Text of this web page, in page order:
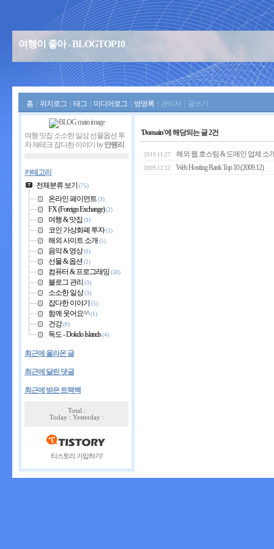
여행이 좋아 - BLOGTOP10
홈 위치로그 태그 미디어로그 방명록 관리자 글쓰기
'Domain'에 해당되는 글 2건
2019.11.27 해외 웹 호스팅 & 도메인 업체 소
2009.12.12 Web Hosting Rank Top 10 (2009.12)
여행 맛집 소소한 일상 선물옵션 투
자 재테크 잡다한 이야기 by얀웬리
카테고리
전체분류 보기 (75)
온라인 페이먼트 (3)
FX (Foreign Exchange)(2)
여행 & 맛집 (9)
코인 가상화폐 투자(1)
해외 사이트 소개 (5)
음악 & 영상(0)
선물 & 옵션 (2)
컴퓨터 & 프로그래밍 (30)
블로그 관리 (3)
소소한 일상(3)
잡다한 이야기 (5)
함께 웃어요^^(1)
건강(0)
독도 - Dokdo Islands(4)
최근에 올라온 글
최근에 달린 댓글
최근에 받은 트랙백
Total :
Today : Yesterday :
티스토리 가입하기!